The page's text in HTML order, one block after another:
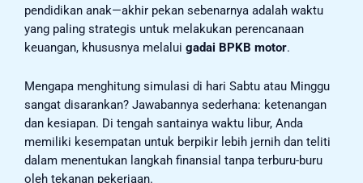
pendidikan anak—akhir pekan sebenarnya adalah waktu
yang paling strategis untuk melakukan perencanaan
keuangan, khususnya melalui gadai BPKB motor.
Mengapa menghitung simulasi di hari Sabtu atau Minggu
sangat disarankan? Jawabannya sederhana: ketenangan
dan kesiapan. Di tengah santainya waktu libur, Anda
memiliki kesempatan untuk berpikir lebih jernih dan teliti
dalam menentukan langkah finansial tanpa terburu-buru
oleh tekanan pekerjaan.